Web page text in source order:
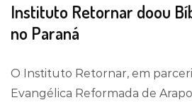
Instituto Retornar doou
no Paraná
O Instituto Retornar, em
Evangélica Reformada de